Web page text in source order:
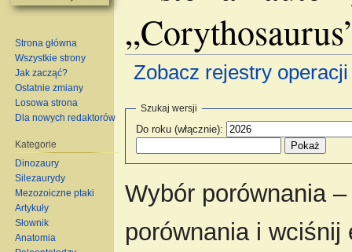
Zobacz rejestry
Szukaj wersji
Do roku (włącznie):
Wybór porównania
porównania i
Strona główna
Wszystkie strony
Jak zacząć?
Ostatnie zmiany
Losowa strona
Dla nowych redaktorów
Kategorie
Dinozaury
Silezaurydy
Mezozoiczne ptaki
Artykuły
Słownik
Anatomia